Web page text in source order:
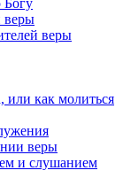
веры
веры
как молиться
веры
и слушанием